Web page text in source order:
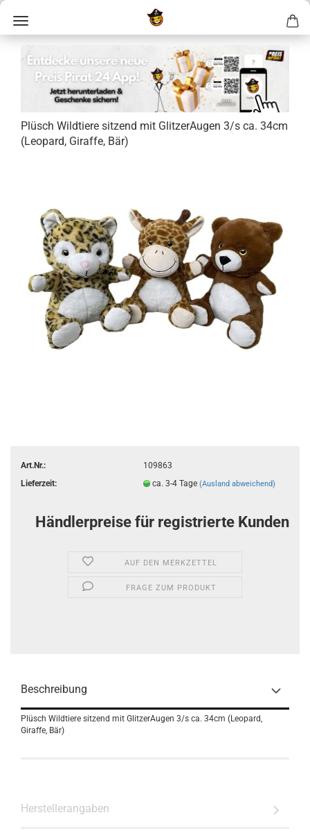
Plüsch Wild­tie­re sit­zend mit Glit­zer­Au­gen 3/s ca. 34cm
(Leo­pard, Gi­raf­fe, Bär)
Art.Nr.:
109863
Lieferzeit:
ca. 3-4 Tage (Ausland abweichend)
Händlerpreise für registrierte Kunden
AUF DEN MERKZETTEL
FRAGE ZUM PRODUKT
Beschreibung
Plüsch Wildtiere sitzend mit GlitzerAugen 3/s ca. 34cm (Leopard,
Giraffe, Bär)
Herstellerangaben